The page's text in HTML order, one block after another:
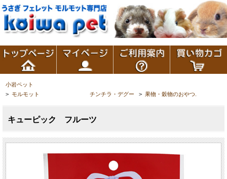
小岩ペット
> モルモット チンチラ・デグー > 果物・穀物のおやつ.
キューピック フルーツ